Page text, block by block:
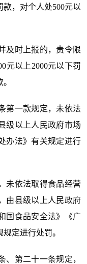
款，对个人处500元以
时上报的，责令限
元以上2000元以下罚
第一款规定，未依法
级以上人民政府市场
办法》有关规定进行
依法取得食品经营
由县级以上人民政府
国食品安全法》《广
定进行处罚。
第二十一条规定，